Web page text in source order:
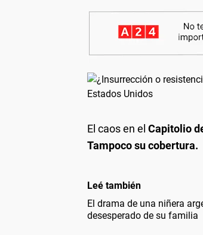
El caos en el Capitolio
Tampoco su cobertura.
Leé también
El drama de una niñera
desesperado de su familia